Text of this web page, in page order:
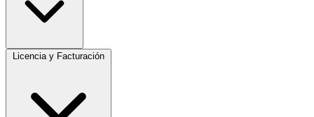
Licencia y Facturación